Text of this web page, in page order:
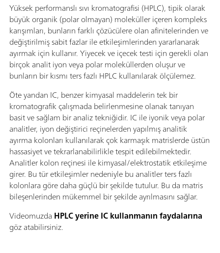
Yüksek performanslı sıvı kromatografisi (HPLC), tipik olarak
büyük organik (polar olmayan) moleküller içeren kompleks
karışımları, bunların farklı çözücülere olan afinitelerinden ve
değiştirilmiş sabit fazlar ile etkileşimlerinden yararlanarak
ayırmak için kullanır. Yiyecek ve içecek testi için gerekli olan
birçok analit iyon veya polar moleküllerden oluşur ve
bunların bir kısmı ters fazlı HPLC kullanılarak ölçülemez.
Öte yandan IC, benzer kimyasal maddelerin tek bir
kromatografik çalışmada belirlenmesine olanak tanıyan
basit ve sağlam bir analiz tekniğidir. IC ile iyonik veya polar
analitler, iyon değiştirici reçinelerden yapılmış analitik
ayırma kolonları kullanılarak çok karmaşık matrislerde üstün
hassasiyet ve tekrarlanabilirlikle tespit edilebilmektedir.
Analitler kolon reçinesi ile kimyasal/elektrostatik etkileşime
girer. Bu tür etkileşimler nedeniyle bu analitler ters fazlı
kolonlara göre daha güçlü bir şekilde tutulur. Bu da matris
bileşenlerinden mükemmel bir şekilde ayrılmasını sağlar.
Videomuzda HPLC yerine IC kullanmanın faydalarına
göz atabilirsiniz.